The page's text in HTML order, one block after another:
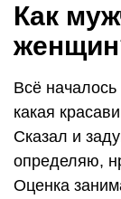
Как
Всё
какая
Сказал и
определяю,
Оценка